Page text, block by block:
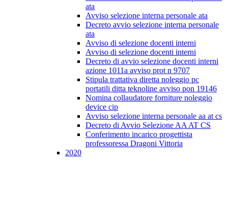
ata
Avviso selezione interna personale ata
Decreto avvio selezione interna personale
ata
Avviso di selezione docenti interni
Avviso di selezione docenti interni
Decreto di avvio selezione docenti interni
azione 1011a avviso prot n 9707
Stipula trattativa diretta noleggio pc
portatili ditta teknoline avviso pon 19146
Nomina collaudatore forniture noleggio
device cip
Avviso selezione interna personale aa at cs
Decreto di Avvio Selezione AA AT CS
Conferimento incarico progettista
professoressa Dragoni Vittoria
2020